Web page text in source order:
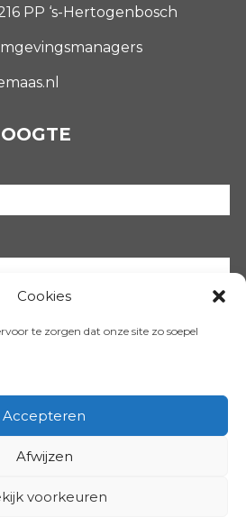
Cookies
te zorgen dat onze site zo soepel
Accepteren
Afwijzen
voorkeuren
PP ‘s-Hertogenbosch
ONS OP: